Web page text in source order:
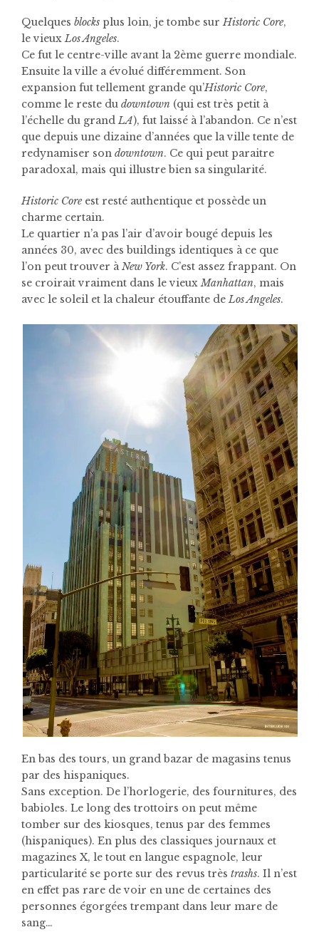
Quelques blocks plus loin, je tombe surHistoric Core,
le vieuxLos Angeles.
Ce fut le centre-ville avant la 2ème guerre mondiale.
Ensuite la ville a évolué différemment. Son
expansion fut tellement grande qu’Historic Core,
comme le reste du downtown (qui est très petit à
l’échelle du grandLA), fut laissé à l’abandon. Ce n’est
que depuis une dizaine d’années que la ville tente de
redynamiser son downtown. Ce qui peut paraitre
paradoxal, mais qui illustre bien sa singularité.
Historic Coreest resté authentique et possède un
charme certain.
Le quartier n’a pas l’air d’avoir bougé depuis les
années 30, avec des buildings identiques à ce que
l’on peut trouver àNew York. C’est assez frappant. On
se croirait vraiment dans le vieuxManhattan, mais
avec le soleil et la chaleur étouffante deLos Angeles.
En bas des tours, un grand bazar de magasins tenus
par des hispaniques.
Sans exception. De l’horlogerie, des fournitures, des
babioles. Le long des trottoirs on peut même
tomber sur des kiosques, tenus par des femmes
(hispaniques). En plus des classiques journaux et
magazines X, le tout en langue espagnole, leur
particularité se porte sur des revus très trashs. Il n’est
en effet pas rare de voir en une de certaines des
personnes égorgées trempant dans leur mare de
sang…